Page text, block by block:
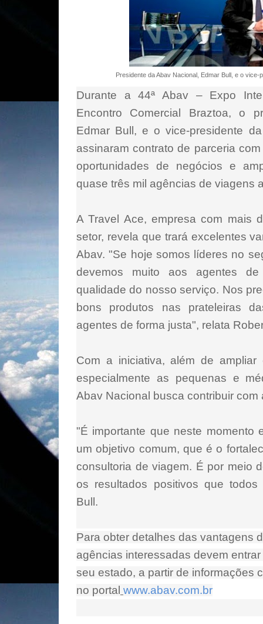
Presidente da Abav Nacional, Edmar Bull, e o
Durante a 44ª Abav – Expo
Encontro Comercial Braztoa, o
Edmar Bull, e o vice-presidente
assinaram contrato de parceria
oportunidades de negócios e
quase três mil agências de viagens
A Travel Ace, empresa com mais
setor, revela que trará excelentes
Abav. "Se hoje somos líderes no
devemos muito aos agentes
qualidade do nosso serviço. Nos
bons produtos nas prateleiras
agentes de forma justa", relata
Com a iniciativa, além de
especialmente as pequenas e
Abav Nacional busca contribuir
"É importante que neste momento
um objetivo comum, que é o
consultoria de viagem. É por meio
os resultados positivos que todos
Bull.
Para obter detalhes das vantagens
agências interessadas devem
seu estado, a partir de informações
no portal www.abav.com.br